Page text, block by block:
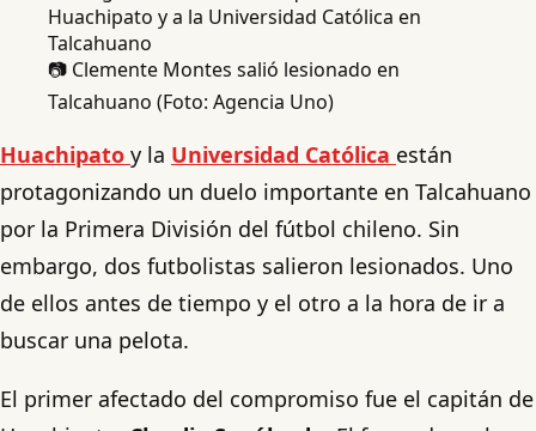
📷 Clemente Montes salió lesionado en
Talcahuano (Foto: Agencia Uno)
Huachipato y la Universidad Católica están
protagonizando un duelo importante en Talcahuano
por la Primera División del fútbol chileno. Sin
embargo, dos futbolistas salieron lesionados. Uno
de ellos antes de tiempo y el otro a la hora de ir a
buscar una pelota.
El primer afectado del compromiso fue el capitán de